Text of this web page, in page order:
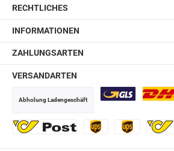
RECHTLICHES
INFORMATIONEN
ZAHLUNGSARTEN
VERSANDARTEN
Abholung Ladengeschäft